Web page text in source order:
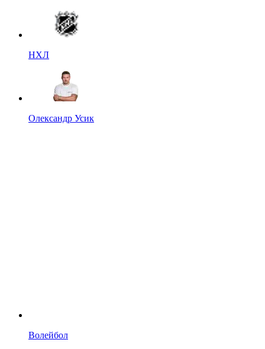
НХЛ
Олександр Усик
Волейбол